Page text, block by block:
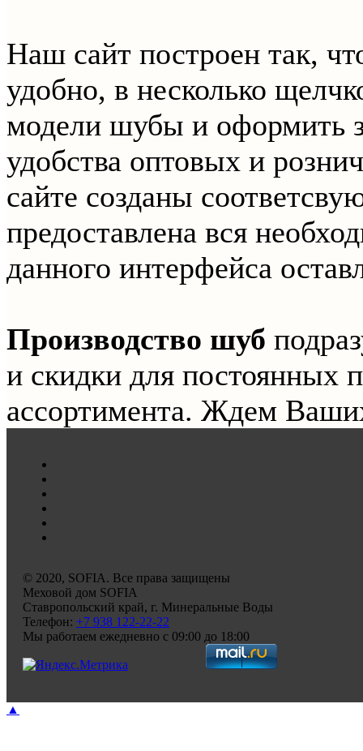
Наш сайт построен так,
удобно, в несколько
модели шубы и оформить
удобства оптовых и
сайте созданы
предоставлена вся
данного интерфейса
Производство шуб
и скидки для постоянных
ассортимента. Ждем
© 2020, SOFIA. Все права защищены
Меховой дом SOFIA
Ставропольский край, г. Минеральные Воды
Телефон: +7 938 122-22-22
Мы работаем ежедневно с 09:00 до 18:00
▲